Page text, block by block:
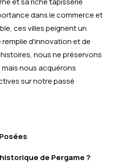
dans le commerce et
ces villes peignent un
d'innovation et de
nous ne préservons
nous acquérons
sur notre passé
de Pergame ?